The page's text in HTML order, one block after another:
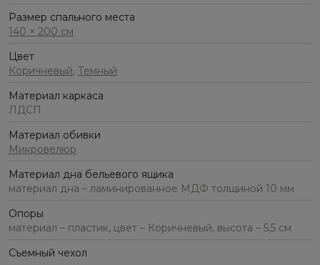
Размер спального места
140 × 200 см
Цвет
Коричневый, Темный
Материал каркаса
ЛДСП
Материал обивки
Микровелюр
Материал дна бельевого ящика
материал дна – ламинированное МДФ толщиной 10 мм
Опоры
материал – пластик, цвет – Коричневый, высота – 5,5 см
Съемный чехол